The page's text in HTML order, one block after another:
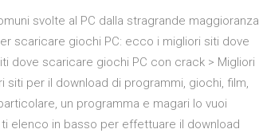
svolte al PC dalla stragrande maggioranza
scaricare giochi PC: ecco i migliori siti dove
dove scaricare giochi PC con crack > Migliori
per il download di programmi, giochi, film,
un programma e magari lo vuoi
elenco in basso per effettuare il download